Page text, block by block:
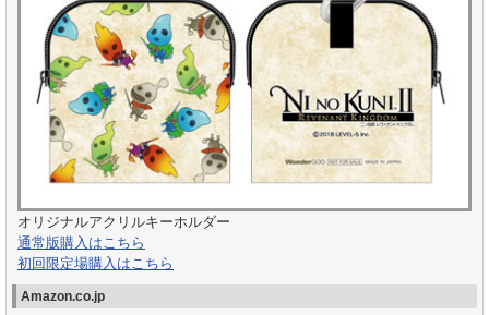
オリジナルアクリルキーホルダー
通常版購入はこちら
初回限定場購入はこちら
Amazon.co.jp